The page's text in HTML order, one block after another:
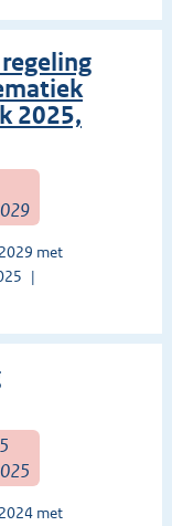
2025,
met
met